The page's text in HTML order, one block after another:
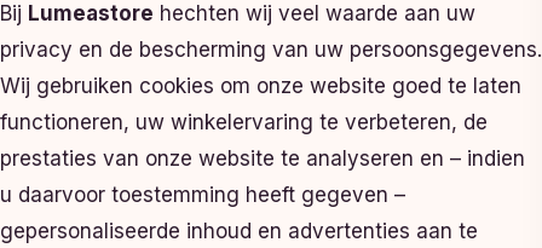
Bij Lumeastore hechten wij veel waarde aan uw
privacy en de bescherming van uw persoonsgegevens.
Wij gebruiken cookies om onze website goed te laten
functioneren, uw winkelervaring te verbeteren, de
prestaties van onze website te analyseren en – indien
u daarvoor toestemming heeft gegeven –
gepersonaliseerde inhoud en advertenties aan te